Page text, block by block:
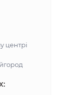
центрі